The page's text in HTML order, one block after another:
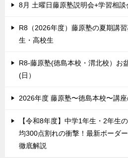
8月 土曜日藤原塾説明会+学習相談
R8（2026年度）藤原塾の夏期講
生・高校生
R8-藤原塾(徳島本校・渭北校）お
(日）
2026年度 藤原塾〜徳島本校〜講
【令和8年度】中学1年生・2年生
均300点割れの衝撃！最新ボーダ
徹底解説